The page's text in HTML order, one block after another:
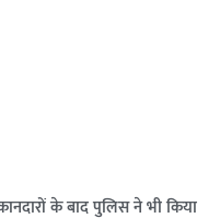
के बाद पुलिस ने भी किया